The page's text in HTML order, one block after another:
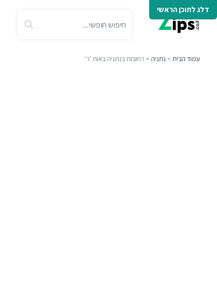
דלג לתוכן הראשי
עמוד הבית > נתניה > רחובות בנתניה באות 'ר'